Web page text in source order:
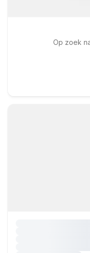
Op zoek